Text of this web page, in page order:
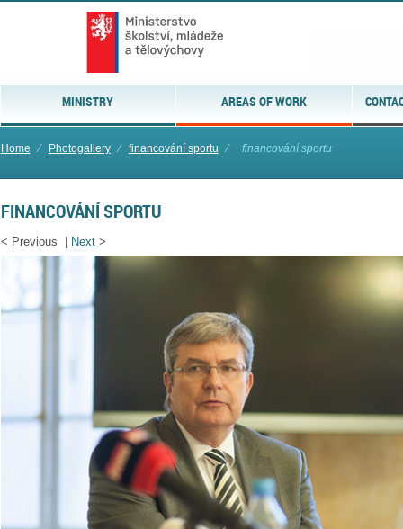
MINISTRY AREAS OF WORK
Home ⁄ Photogallery ⁄ financování sportu ⁄ financování sportu
FINANCOVÁNÍ SPORTU
< Previous | Next>